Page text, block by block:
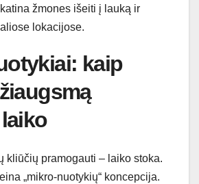
žmones išeiti į lauką ir
lokacijose.
kaip
kliūčių pramogauti – laiko stoka.
„mikro-nuotykių“ koncepcija.